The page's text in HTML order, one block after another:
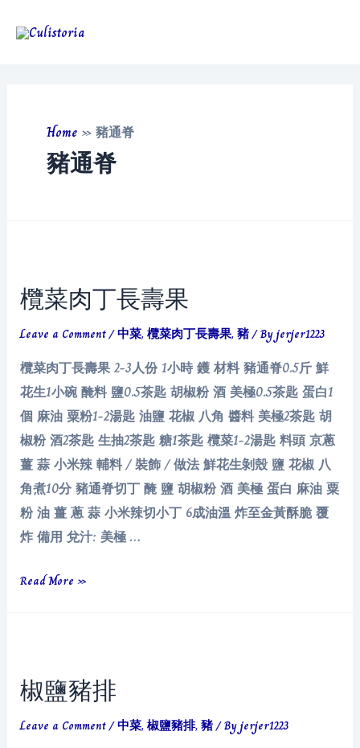
Home »豬通脊
豬通脊
欖菜肉丁長壽果
Leave a Comment/中菜,欖菜肉丁長壽果,豬/ Byjerjer1223
欖菜肉丁長壽果 2-3人份 1小時 鑊 材料 豬通脊0.5斤 鮮
花生1小碗 醃料 鹽0.5茶匙 胡椒粉 酒 美極0.5茶匙 蛋白1
個 麻油 粟粉1-2湯匙 油鹽 花椒 八角 醬料 美極2茶匙 胡
椒粉 酒2茶匙 生抽2茶匙 糖1茶匙 欖菜1-2湯匙 料頭 京蔥
薑 蒜 小米辣 輔料 / 裝飾 / 做法 鮮花生剝殼 鹽 花椒 八
角煮10分 豬通脊切丁 醃 鹽 胡椒粉 酒 美極 蛋白 麻油 粟
粉 油 薑 蔥 蒜 小米辣切小丁 6成油溫 炸至金黃酥脆 覆
炸 備用 兌汁: 美極 …
欖
壽
Read More »
椒鹽豬排
Leave a Comment/中菜,椒鹽豬排,豬/ Byjerjer1223